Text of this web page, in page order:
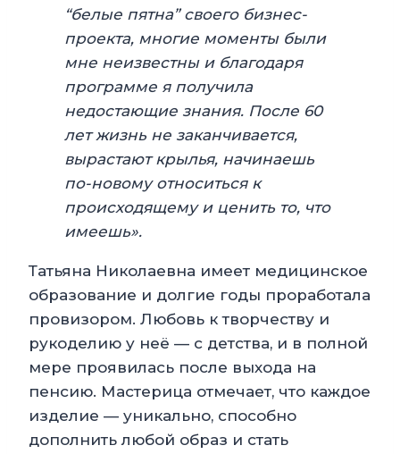
“белые пятна” своего бизнес-
проекта, многие моменты были
мне неизвестны и благодаря
программе я получила
недостающие знания. После 60
лет жизнь не заканчивается,
вырастают крылья, начинаешь
по-новому относиться к
происходящему и ценить то, что
имеешь».
Татьяна Николаевна имеет медицинское
образование и долгие годы проработала
провизором. Любовь к творчеству и
рукоделию у неё — с детства, и в полной
мере проявилась после выхода на
пенсию. Мастерица отмечает, что каждое
изделие — уникально, способно
дополнить любой образ и стать